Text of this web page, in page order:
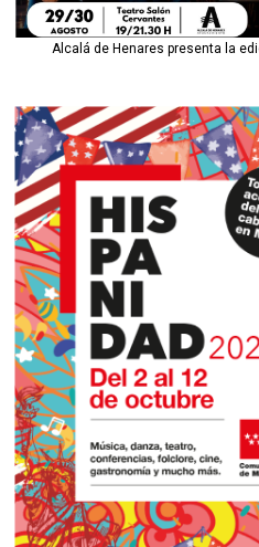
Alcalá de Henares presenta la